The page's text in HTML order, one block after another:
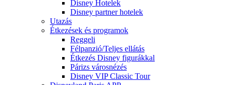
Disney Hotelek
Disney partner hotelek
Utazás
Étkezések és programok
Reggeli
Félpanzió/Teljes ellátás
Étkezés Disney figurákkal
Párizs városnézés
Disney VIP Classic Tour